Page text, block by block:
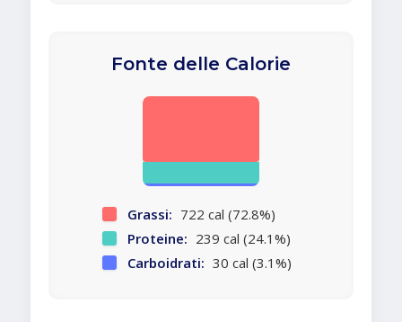
Fonte delle Calorie
Grassi: 722 cal (72.8%)
Proteine: 239 cal (24.1%)
Carboidrati: 30 cal (3.1%)